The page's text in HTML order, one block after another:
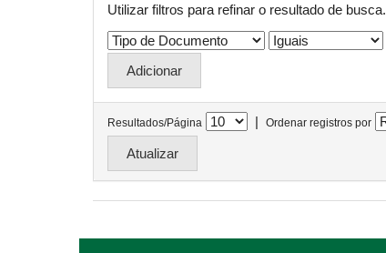
Utilizar filtros para refinar o resultado de busca.
Resultados/Página | Ordenar registros por